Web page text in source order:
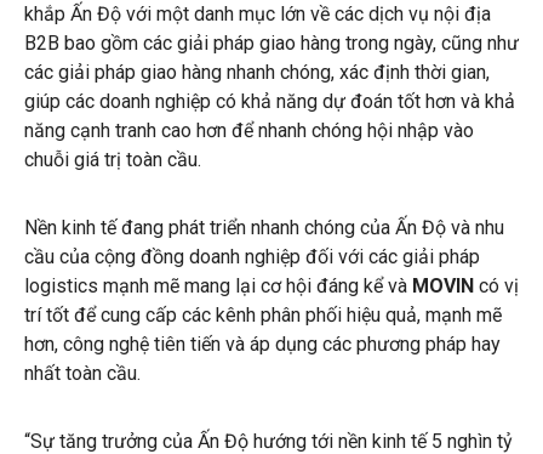
khắp Ấn Độ với một danh mục lớn về các dịch vụ nội địa
B2B bao gồm các giải pháp giao hàng trong ngày, cũng như
các giải pháp giao hàng nhanh chóng, xác định thời gian,
giúp các doanh nghiệp có khả năng dự đoán tốt hơn và khả
năng cạnh tranh cao hơn để nhanh chóng hội nhập vào
chuỗi giá trị toàn cầu.
Nền kinh tế đang phát triển nhanh chóng của Ấn Độ và nhu
cầu của cộng đồng doanh nghiệp đối với các giải pháp
logistics mạnh mẽ mang lại cơ hội đáng kể và MOVIN có vị
trí tốt để cung cấp các kênh phân phối hiệu quả, mạnh mẽ
hơn, công nghệ tiên tiến và áp dụng các phương pháp hay
nhất toàn cầu.
“Sự tăng trưởng của Ấn Độ hướng tới nền kinh tế 5 nghìn tỷ